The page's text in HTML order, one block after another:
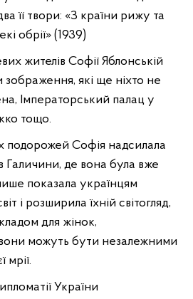
її твори: «З країни рижу та
обрії» (1939)
жителів Софії Яблонській
зображення, які ще ніхто не
Імператорський палац у
тощо.
подорожей Софія надсилала
Галичини, де вона була вже
показала українцям
і розширила їхній світогляд,
для жінок,
можуть бути незалежними
мрії.
України